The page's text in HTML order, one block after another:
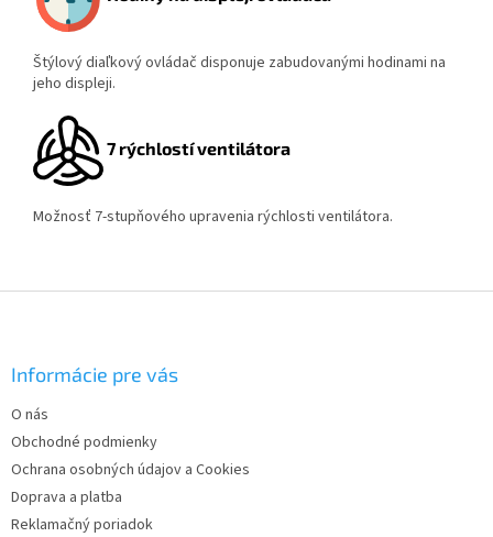
Štýlový diaľkový ovládač disponuje zabudovanými hodinami na
jeho displeji.
7 rýchlostí ventilátora
Možnosť 7-stupňového upravenia rýchlosti ventilátora.
Informácie pre vás
O nás
Obchodné podmienky
Ochrana osobných údajov a Cookies
Doprava a platba
Reklamačný poriadok